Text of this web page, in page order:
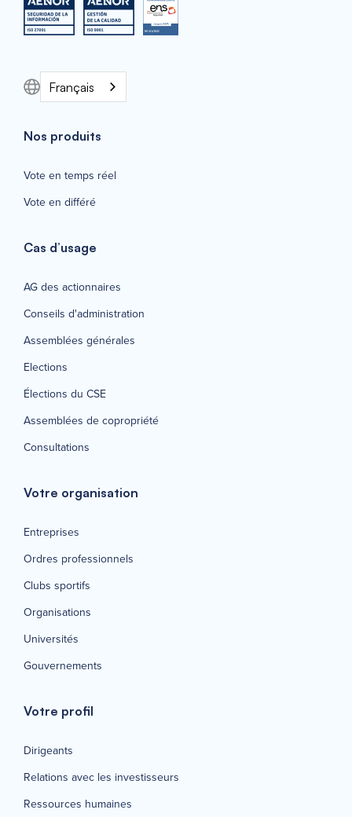
Français
Nos produits
Vote en temps réel
Vote en différé
Cas d’usage
AG des actionnaires
Conseils d'administration
Assemblées générales
Elections
Élections du CSE
Assemblées de copropriété
Consultations
Votre organisation
Entreprises
Ordres professionnels
Clubs sportifs
Organisations
Universités
Gouvernements
Votre profil
Dirigeants
Relations avec les investisseurs
Ressources humaines